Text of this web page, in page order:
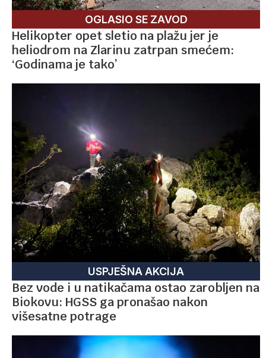
OGLASIO SE ZAVOD
Helikopter opet sletio na plažu jer je
heliodrom na Zlarinu zatrpan smećem:
‘Godinama je tako’
USPJEŠNA AKCIJA
Bez vode i u natikačama ostao zarobljen na
Biokovu: HGSS ga pronašao nakon
višesatne potrage